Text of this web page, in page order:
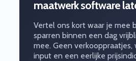
maatwerk software
Vertel ons kort waar je mee
sparren binnen een dag
mee. Geen verkooppraatjes,
input en een eerlijke